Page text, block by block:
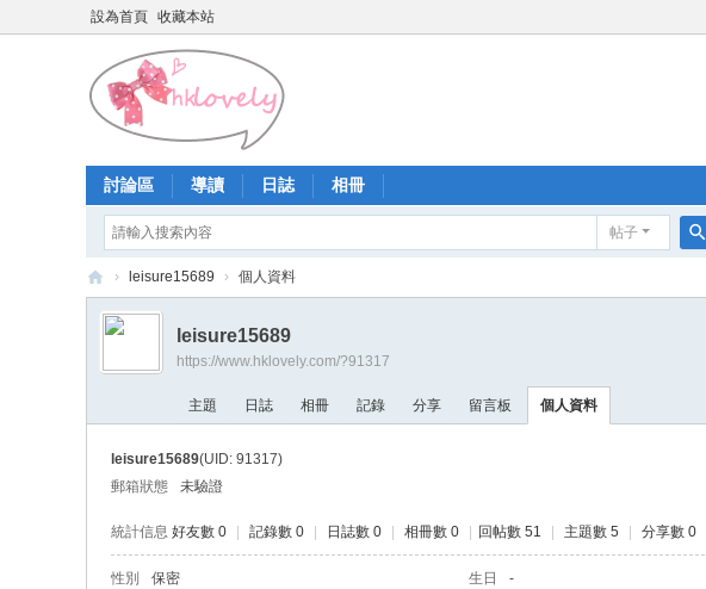
設為首頁 收藏本站
討論區 導讀 日誌 相冊
帖子
索
香
少
› leisure15689 › 個人資料
leisure15689
https://www.hklovely.com/?91317
主題 日誌 相冊 記錄 分享 留言板 個人資料
leisure15689(UID: 91317)
郵箱狀態
未驗證
統計信息 好友數 0 記錄數 0 日誌數 0 相冊數 0 回帖數 51 主題數 5 分享數 0
性別 保密 生日 -